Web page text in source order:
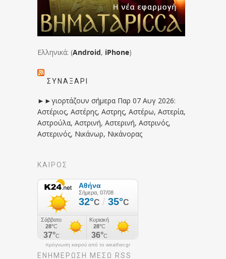
Ελληνικά: (Android, iPhone)
ΣΥΝΑΞΆΡΙ
►►γιορτάζουν σήμερα Παρ 07 Αυγ 2026:
Αστέριος, Αστέρης, Αστρης, Αστέρω, Αστερία,
Αστρούλα, Αστρινή, Αστερινή, Αστρινός,
Αστερινός, Νικάνωρ, Νικάνορας
ΚΑΙΡΟΣ
πρόγνωση καιρού από το weather.gr
ΕΝΗΜΈΡΩΣΉ ΜΕΣΩ RSS